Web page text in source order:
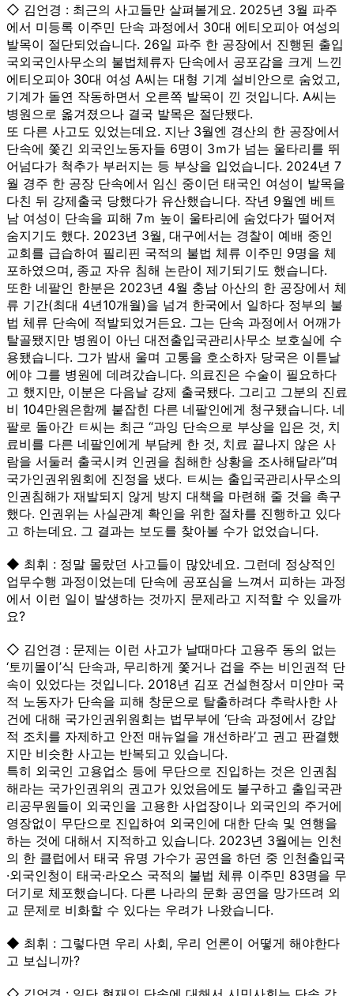
◇ 김언경 : 최근의 사고들만 살펴볼게요. 2025년 3월 파주
에서 미등록 이주민 단속 과정에서 30대 에티오피아 여성의
발목이 절단되었습니다. 26일 파주 한 공장에서 진행된 출입
국외국인사무소의 불법체류자 단속에서 공포감을 크게 느낀
에티오피아 30대 여성 A씨는 대형 기계 설비안으로 숨었고,
기계가 돌연 작동하면서 오른쪽 발목이 낀 것입니다. A씨는
병원으로 옮겨졌으나 결국 발목은 절단됐다.
또 다른 사고도 있었는데요. 지난 3월엔 경산의 한 공장에서
단속에 쫓긴 외국인노동자들 6명이 3ｍ가 넘는 울타리를 뛰
어넘다가 척추가 부러지는 등 부상을 입었습니다. 2024년 7
월 경주 한 공장 단속에서 임신 중이던 태국인 여성이 발목을
다친 뒤 강제출국 당했다가 유산했습니다. 작년 9월엔 베트
남 여성이 단속을 피해 7ｍ 높이 울타리에 숨었다가 떨어져
숨지기도 했다. 2023년 3월, 대구에서는 경찰이 예배 중인
교회를 급습하여 필리핀 국적의 불법 체류 이주민 9명을 체
포하였으며, 종교 자유 침해 논란이 제기되기도 했습니다.
또한 네팔인 한분은 2023년 4월 충남 아산의 한 공장에서 체
류 기간(최대 4년10개월)을 넘겨 한국에서 일하다 정부의 불
법 체류 단속에 적발되었거든요. 그는 단속 과정에서 어깨가
탈골됐지만 병원이 아닌 대전출입국관리사무소 보호실에 수
용됐습니다. 그가 밤새 울며 고통을 호소하자 당국은 이튿날
에야 그를 병원에 데려갔습니다. 의료진은 수술이 필요하다
고 했지만, 이분은 다음날 강제 출국됐다. 그리고 그분의 진료
비 104만원은함께 붙잡힌 다른 네팔인에게 청구됐습니다. 네
팔로 돌아간 ㅌ씨는 최근 “과잉 단속으로 부상을 입은 것, 치
료비를 다른 네팔인에게 부담케 한 것, 치료 끝나지 않은 사
람을 서둘러 출국시켜 인권을 침해한 상황을 조사해달라”며
국가인권위원회에 진정을 냈다. ㅌ씨는 출입국관리사무소의
인권침해가 재발되지 않게 방지 대책을 마련해 줄 것을 촉구
했다. 인권위는 사실관계 확인을 위한 절차를 진행하고 있다
고 하는데요. 그 결과는 보도를 찾아볼 수가 없었습니다.
◆ 최휘 : 정말 몰랐던 사고들이 많았네요. 그런데 정상적인
업무수행 과정이었는데 단속에 공포심을 느껴서 피하는 과정
에서 이런 일이 발생하는 것까지 문제라고 지적할 수 있을까
요?
◇ 김언경 : 문제는 이런 사고가 날때마다 고용주 동의 없는
‘토끼몰이’식 단속과, 무리하게 쫓거나 겁을 주는 비인권적 단
속이 있었다는 것입니다. 2018년 김포 건설현장서 미얀마 국
적 노동자가 단속을 피해 창문으로 탈출하려다 추락사한 사
건에 대해 국가인권위원회는 법무부에 ‘단속 과정에서 강압
적 조치를 자제하고 안전 매뉴얼을 개선하라’고 권고 판결했
지만 비슷한 사고는 반복되고 있습니다.
특히 외국인 고용업소 등에 무단으로 진입하는 것은 인권침
해라는 국가인권위의 권고가 있었음에도 불구하고 출입국관
리공무원들이 외국인을 고용한 사업장이나 외국인의 주거에
영장없이 무단으로 진입하여 외국인에 대한 단속 및 연행을
하는 것에 대해서 지적하고 있습니다. 2023년 3월에는 인천
의 한 클럽에서 태국 유명 가수가 공연을 하던 중 인천출입국
·외국인청이 태국·라오스 국적의 불법 체류 이주민 83명을 무
더기로 체포했습니다. 다른 나라의 문화 공연을 망가뜨려 외
교 문제로 비화할 수 있다는 우려가 나왔습니다.
◆ 최휘 : 그렇다면 우리 사회, 우리 언론이 어떻게 해야한다
고 보십니까?